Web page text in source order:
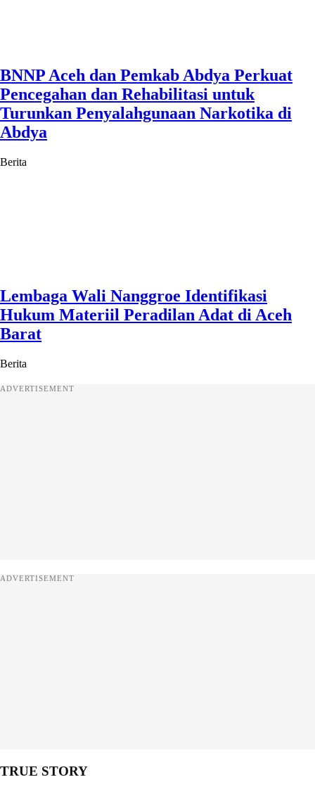
BNNP Aceh dan Pemkab Abdya Perkuat
Pencegahan dan Rehabilitasi untuk
Turunkan Penyalahgunaan Narkotika di
Abdya
Berita
Lembaga Wali Nanggroe Identifikasi
Hukum Materiil Peradilan Adat di Aceh
Barat
Berita
ADVERTISEMENT
ADVERTISEMENT
TRUE STORY